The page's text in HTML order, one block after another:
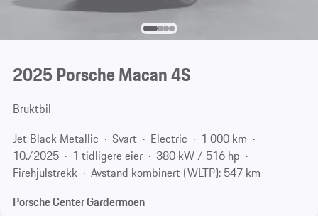
2025 Porsche Macan 4S
Bruktbil
Jet Black Metallic
Svart Electric
1 000 km
10./2025
1 tidligere eier
380 kW / 516 hp
Firehjulstrekk
Avstand kombinert (WLTP): 547 km
Porsche Center Gardermoen